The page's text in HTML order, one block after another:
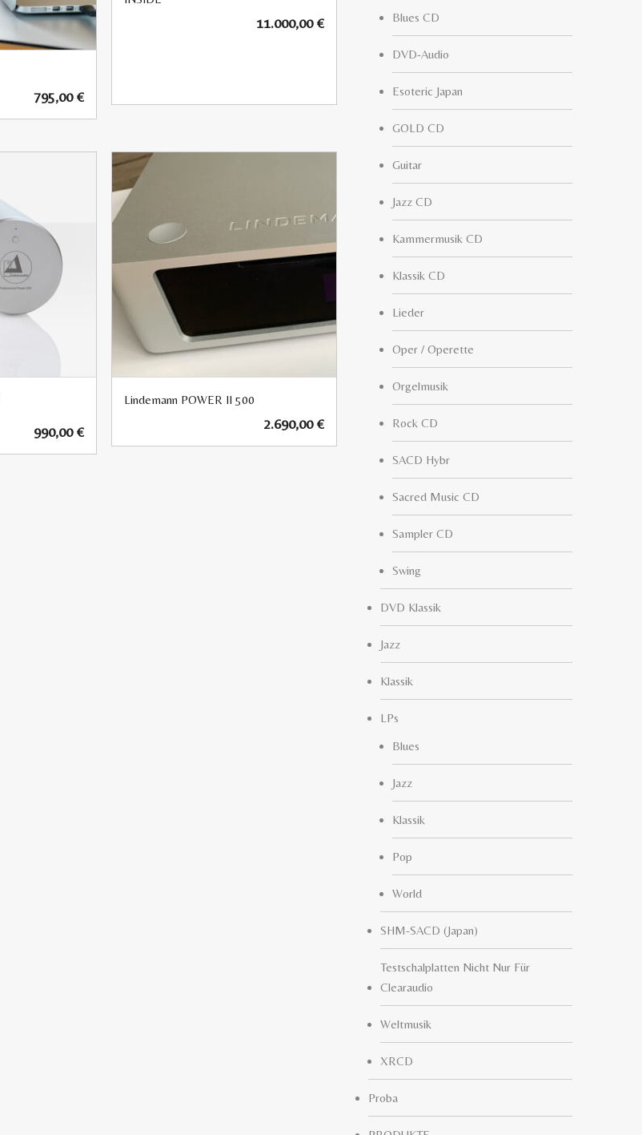
795,00€
11.000,00€
990,00€
Lindemann POWER II 500
2.690,00€
Blues CD
DVD-Audio
Esoteric Japan
GOLD CD
Guitar
Jazz CD
Kammermusik CD
Klassik CD
Lieder
Oper / Operette
Orgelmusik
Rock CD
SACD Hybr
Sacred Music CD
Sampler CD
Swing
DVD Klassik
Jazz
Klassik
LPs
Blues
Jazz
Klassik
Pop
World
SHM-SACD (Japan)
Testschalplatten Nicht Nur Für
Clearaudio
Weltmusik
XRCD
Proba